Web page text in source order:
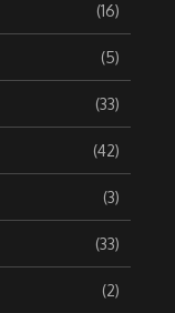
(16)
(5)
(33)
(42)
(3)
(33)
(2)